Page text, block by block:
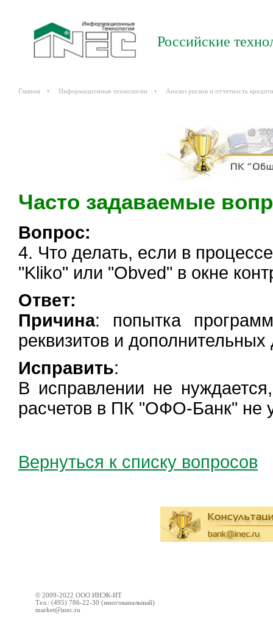
Российские
Главная Информационные технологии Анализ рисков и отчетность
Часто задаваемые
Вопрос:
4. Что делать, если в
"Kliko" или "Obved" в окне
Ответ:
Причина: попытка
реквизитов и
Исправить:
В исправлении не
расчетов в ПК "ОФО-Банк" не
Вернуться к списку вопросов
© 2009-2022 ООО ИНЭК-ИТ
Тел.: (495) 786-22-30 (многоканальный)
market@inec.ru